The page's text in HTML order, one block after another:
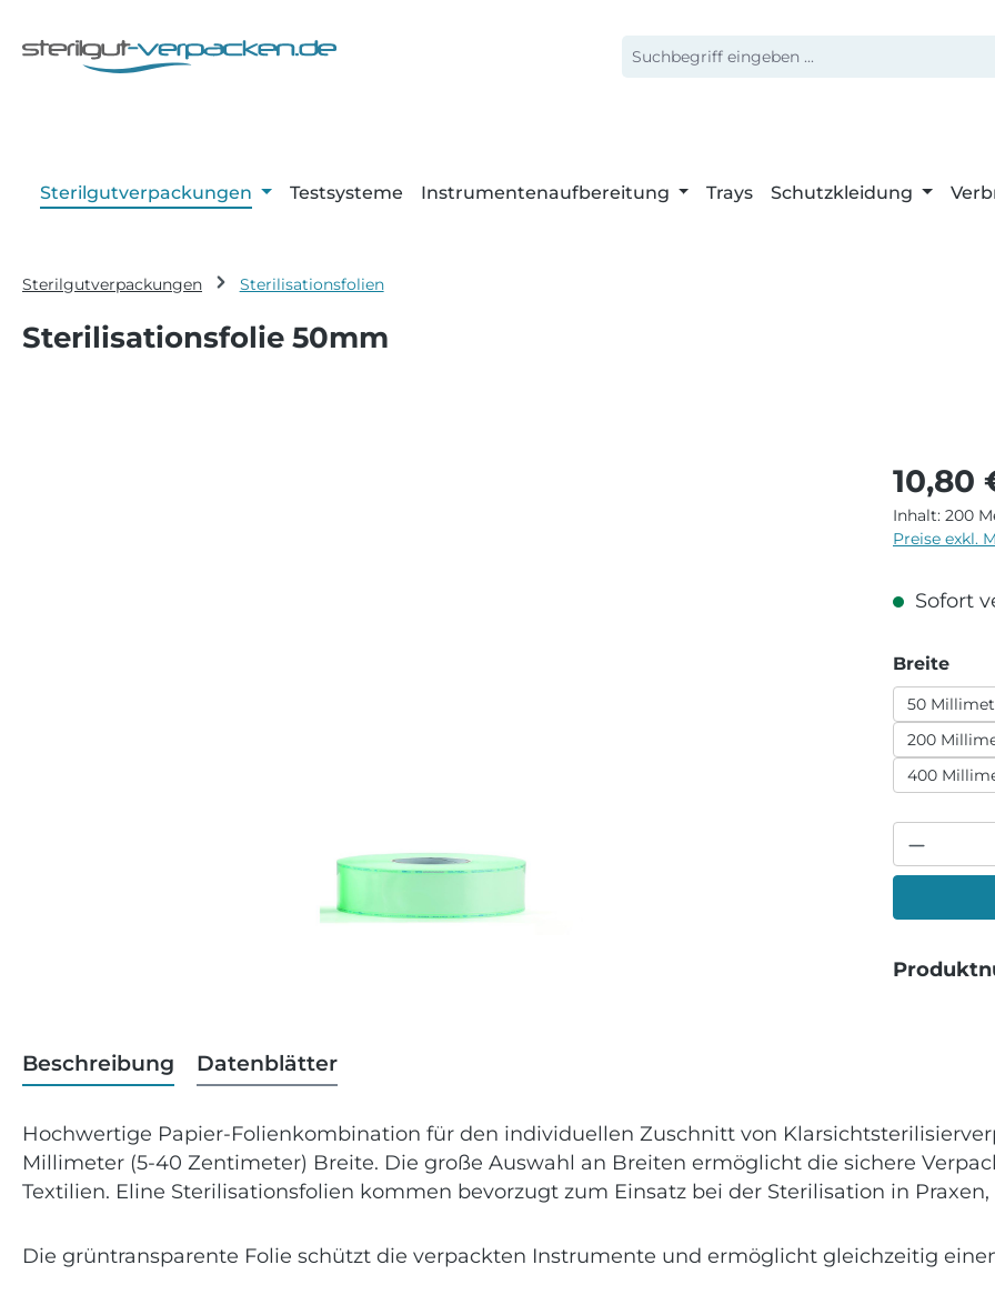
Sterilgutverpackungen Testsysteme Instrumentenaufbereitung Trays Schutzkleidung
Sterilgutverpackungen Sterilisationsfolien
Sterilisationsfolie 50mm
Regulärer
10,80
Inhalt: 200
Preise exkl.
Sofort
Breite
50
200
400
Beschreibung Datenblätter
Hochwertige Papier-Folienkombination für den individuellen Zuschnitt von
Millimeter (5-40 Zentimeter) Breite. Die große Auswahl an Breiten ermöglicht die sichere
Textilien. Eline Sterilisationsfolien kommen bevorzugt zum Einsatz bei der Sterilisation in
Die grüntransparente Folie schützt die verpackten Instrumente und ermöglicht gleichzeitig